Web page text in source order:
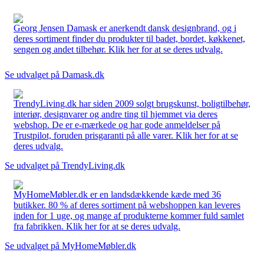
Georg Jensen Damask er anerkendt dansk designbrand, og i
deres sortiment finder du produkter til badet, bordet, køkkenet,
sengen og andet tilbehør. Klik her for at se deres udvalg.
Se udvalget på Damask.dk
TrendyLiving.dk har siden 2009 solgt brugskunst, boligtilbehør,
interiør, designvarer og andre ting til hjemmet via deres
webshop. De er e-mærkede og har gode anmeldelser på
Trustpilot, foruden prisgaranti på alle varer. Klik her for at se
deres udvalg.
Se udvalget på TrendyLiving.dk
MyHomeMøbler.dk er en landsdækkende kæde med 36
butikker. 80 % af deres sortiment på webshoppen kan leveres
inden for 1 uge, og mange af produkterne kommer fuld samlet
fra fabrikken. Klik her for at se deres udvalg.
Se udvalget på MyHomeMøbler.dk